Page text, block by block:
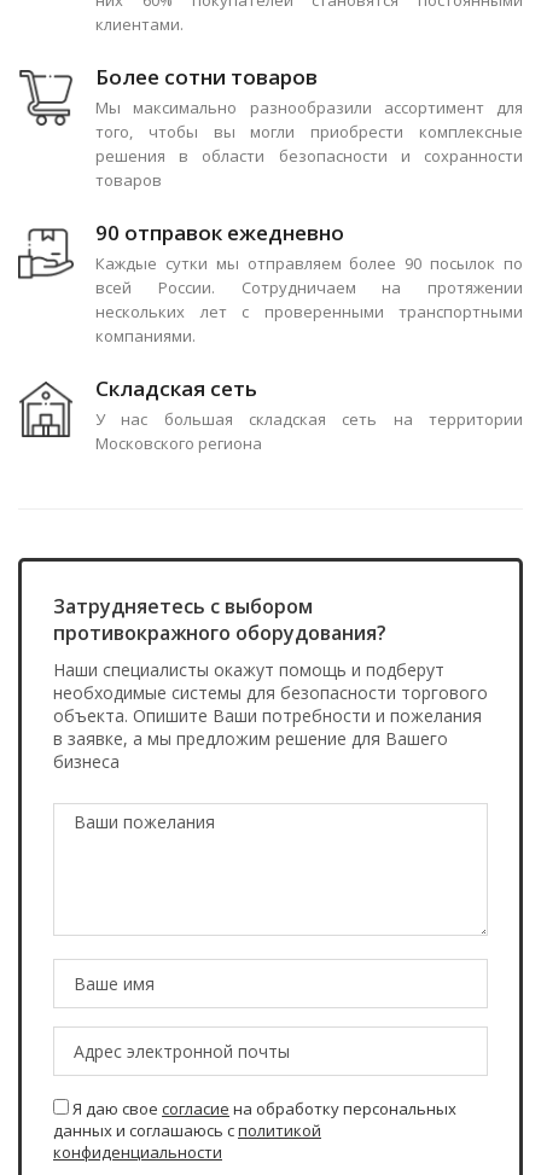
клиентами.
Более сотни товаров
Мы максимально разнообразили ассортимент для
того, чтобы вы могли приобрести комплексные
решения в области безопасности и сохранности
товаров
90 отправок ежедневно
Каждые сутки мы отправляем более 90 посылок по
всей России. Сотрудничаем на протяжении
нескольких лет с проверенными транспортными
компаниями.
Складская сеть
У нас большая складская сеть на территории
Московского региона
Затрудняетесь с выбором
противокражного оборудования?
Наши специалисты окажут помощь и подберут
необходимые системы для безопасности торгового
объекта. Опишите Ваши потребности и пожелания
в заявке, а мы предложим решение для Вашего
бизнеса
Я даю свое согласие на обработку персональных
данных и соглашаюсь сполитикой
конфиденциальности